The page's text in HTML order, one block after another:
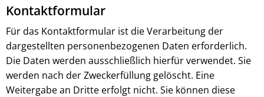
Kontaktformular
Für das Kontaktformular ist die Verarbeitung der
dargestellten personenbezogenen Daten erforderlich.
Die Daten werden ausschließlich hierfür verwendet. Sie
werden nach der Zweckerfüllung gelöscht. Eine
Weitergabe an Dritte erfolgt nicht. Sie können diese